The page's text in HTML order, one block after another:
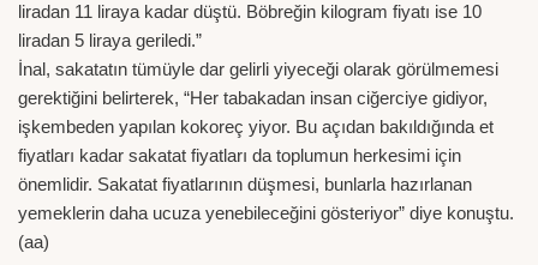
liradan 11 liraya kadar düştü. Böbreğin kilogram fiyatı ise 10
liradan 5 liraya geriledi.”
İnal, sakatatın tümüyle dar gelirli yiyeceği olarak görülmemesi
gerektiğini belirterek, “Her tabakadan insan ciğerciye gidiyor,
işkembeden yapılan kokoreç yiyor. Bu açıdan bakıldığında et
fiyatları kadar sakatat fiyatları da toplumun herkesimi için
önemlidir. Sakatat fiyatlarının düşmesi, bunlarla hazırlanan
yemeklerin daha ucuza yenebileceğini gösteriyor” diye konuştu.
(aa)